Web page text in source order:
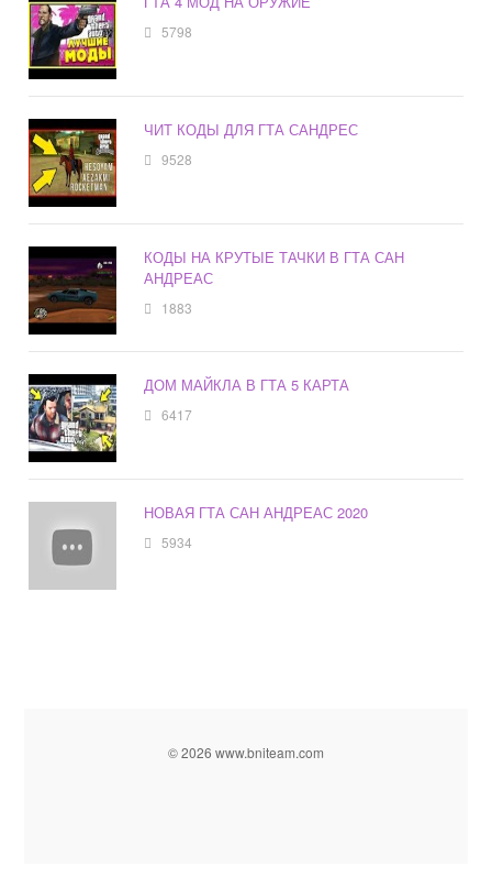
5798
ЧИТ КОДЫ ДЛЯ ГТА САНДРЕС
9528
КОДЫ НА КРУТЫЕ ТАЧКИ В ГТА САН
АНДРЕАС
1883
ДОМ МАЙКЛА В ГТА 5 КАРТА
6417
НОВАЯ ГТА САН АНДРЕАС 2020
5934
© 2026 www.bniteam.com